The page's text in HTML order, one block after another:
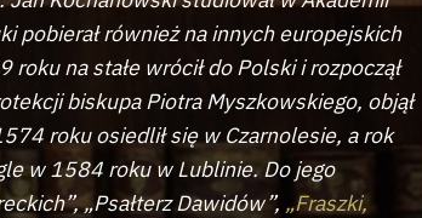
pobierał również na innych europejskich
na stałe wrócił do Polski i rozpoczął
biskupa Piotra Myszkowskiego, objął
roku osiedlił się w Czarnolesie, a rok
w 1584 roku w Lublinie. Do jego
„Psałterz Dawidów”, „Fraszki,